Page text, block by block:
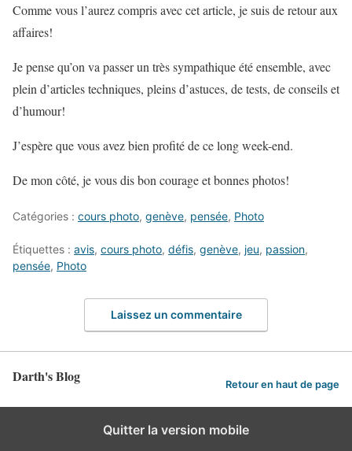
Comme vous l’aurez compris avec cet article, je suis de retour aux
affaires!
Je pense qu’on va passer un très sympathique été ensemble, avec
plein d’articles techniques, pleins d’astuces, de tests, de conseils et
d’humour!
J’espère que vous avez bien profité de ce long week-end.
De mon côté, je vous dis bon courage et bonnes photos!
Catégories : cours photo, genève, pensée, Photo
Étiquettes : avis, cours photo, défis, genève, jeu, passion,
pensée, Photo
Laissez un commentaire
Darth's Blog Retour en haut de page
Quitter la version mobile